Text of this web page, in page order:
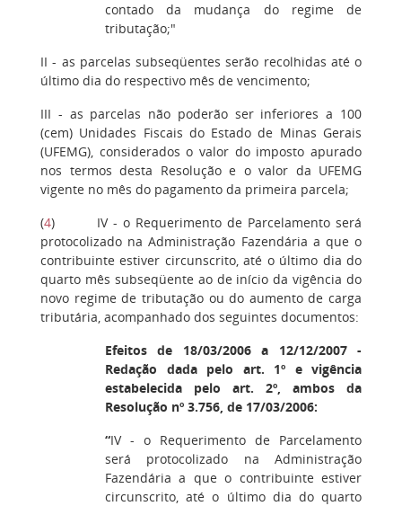
contado da mudança do regime de
tributação;"
II - as parcelas subseqüentes serão recolhidas até o
último dia do respectivo mês de vencimento;
III - as parcelas não poderão ser inferiores a 100
(cem) Unidades Fiscais do Estado de Minas Gerais
(UFEMG), considerados o valor do imposto apurado
nos termos desta Resolução e o valor da UFEMG
vigente no mês do pagamento da primeira parcela;
(4) IV - o Requerimento de Parcelamento será
protocolizado na Administração Fazendária a que o
contribuinte estiver circunscrito, até o último dia do
quarto mês subseqüente ao de início da vigência do
novo regime de tributação ou do aumento de carga
tributária, acompanhado dos seguintes documentos:
Efeitos de 18/03/2006 a 12/12/2007 -
Redação dada pelo art. 1º e vigência
estabelecida pelo art. 2º, ambos da
Resolução nº 3.756, de 17/03/2006:
“IV - o Requerimento de Parcelamento
será protocolizado na Administração
Fazendária a que o contribuinte estiver
circunscrito, até o último dia do quarto